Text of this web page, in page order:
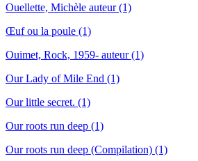
Ouellette, Michèle auteur (1)
Œuf ou la poule (1)
Ouimet, Rock, 1959- auteur (1)
Our Lady of Mile End (1)
Our little secret. (1)
Our roots run deep (1)
Our roots run deep (Compilation) (1)